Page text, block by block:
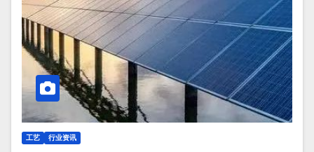
工艺 行业资讯